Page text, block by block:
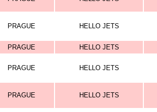
PRAGUE HELLO JETS
PRAGUE HELLO JETS
PRAGUE HELLO JETS
PRAGUE HELLO JETS